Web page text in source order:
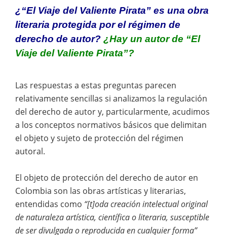
¿“El Viaje del Valiente Pirata” es una obra
literaria protegida por el régimen de
derecho de autor? ¿Hay un autor de “El
Viaje del Valiente Pirata”?
Las respuestas a estas preguntas parecen
relativamente sencillas si analizamos la regulación
del derecho de autor y, particularmente, acudimos
a los conceptos normativos básicos que delimitan
el objeto y sujeto de protección del régimen
autoral.
El objeto de protección del derecho de autor en
Colombia son las obras artísticas y literarias,
entendidas como “[t]oda creación intelectual original
de naturaleza artística, científica o literaria, susceptible
de ser divulgada o reproducida en cualquier forma”